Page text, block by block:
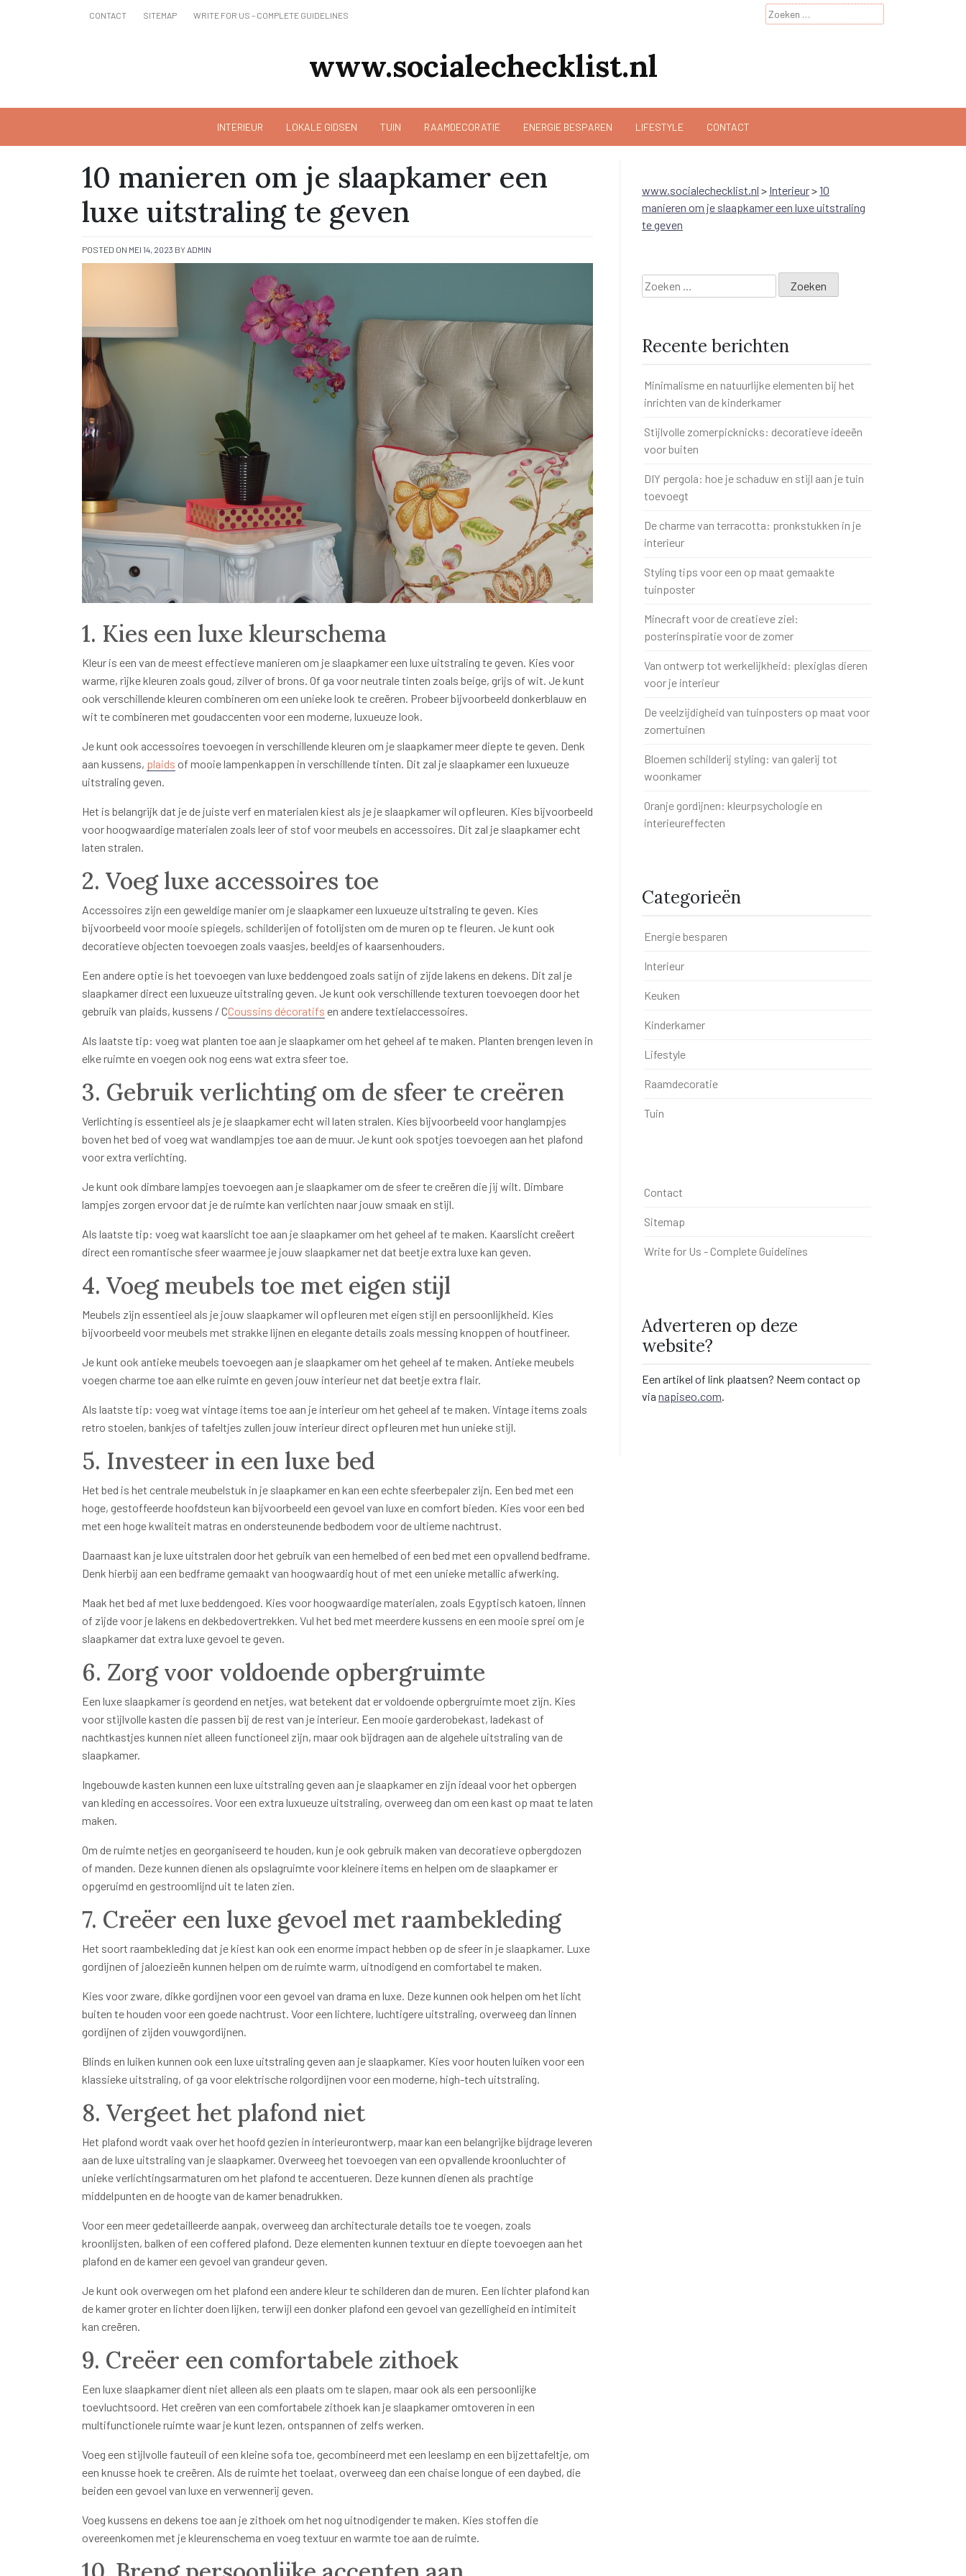
CONTACT SITEMAP WRITE FOR US – COMPLETE GUIDELINES
Zoeken
naar:
www.socialechecklist.nl
INTERIEUR LOKALE GIDSEN TUIN RAAMDECORATIE ENERGIE BESPAREN LIFESTYLE CONTACT
10 manieren om je slaapkamer een
luxe uitstraling te geven
POSTED ON MEI 14, 2023 BY ADMIN
1. Kies een luxe kleurschema
Kleur is een van de meest effectieve manieren om je slaapkamer een luxe uitstraling te geven. Kies voor
warme, rijke kleuren zoals goud, zilver of brons. Of ga voor neutrale tinten zoals beige, grijs of wit. Je kunt
ook verschillende kleuren combineren om een unieke look te creëren. Probeer bijvoorbeeld donkerblauw en
wit te combineren met goudaccenten voor een moderne, luxueuze look.
Je kunt ook accessoires toevoegen in verschillende kleuren om je slaapkamer meer diepte te geven. Denk
aan kussens, plaids of mooie lampenkappen in verschillende tinten. Dit zal je slaapkamer een luxueuze
uitstraling geven.
Het is belangrijk dat je de juiste verf en materialen kiest als je je slaapkamer wil opfleuren. Kies bijvoorbeeld
voor hoogwaardige materialen zoals leer of stof voor meubels en accessoires. Dit zal je slaapkamer echt
laten stralen.
2. Voeg luxe accessoires toe
Accessoires zijn een geweldige manier om je slaapkamer een luxueuze uitstraling te geven. Kies
bijvoorbeeld voor mooie spiegels, schilderijen of fotolijsten om de muren op te fleuren. Je kunt ook
decoratieve objecten toevoegen zoals vaasjes, beeldjes of kaarsenhouders.
Een andere optie is het toevoegen van luxe beddengoed zoals satijn of zijde lakens en dekens. Dit zal je
slaapkamer direct een luxueuze uitstraling geven. Je kunt ook verschillende texturen toevoegen door het
gebruik van plaids, kussens / CCoussins décoratifs en andere textielaccessoires.
Als laatste tip: voeg wat planten toe aan je slaapkamer om het geheel af te maken. Planten brengen leven in
elke ruimte en voegen ook nog eens wat extra sfeer toe.
3. Gebruik verlichting om de sfeer te creëren
Verlichting is essentieel als je je slaapkamer echt wil laten stralen. Kies bijvoorbeeld voor hanglampjes
boven het bed of voeg wat wandlampjes toe aan de muur. Je kunt ook spotjes toevoegen aan het plafond
voor extra verlichting.
Je kunt ook dimbare lampjes toevoegen aan je slaapkamer om de sfeer te creëren die jij wilt. Dimbare
lampjes zorgen ervoor dat je de ruimte kan verlichten naar jouw smaak en stijl.
Als laatste tip: voeg wat kaarslicht toe aan je slaapkamer om het geheel af te maken. Kaarslicht creëert
direct een romantische sfeer waarmee je jouw slaapkamer net dat beetje extra luxe kan geven.
4. Voeg meubels toe met eigen stijl
Meubels zijn essentieel als je jouw slaapkamer wil opfleuren met eigen stijl en persoonlijkheid. Kies
bijvoorbeeld voor meubels met strakke lijnen en elegante details zoals messing knoppen of houtfineer.
Je kunt ook antieke meubels toevoegen aan je slaapkamer om het geheel af te maken. Antieke meubels
voegen charme toe aan elke ruimte en geven jouw interieur net dat beetje extra flair.
Als laatste tip: voeg wat vintage items toe aan je interieur om het geheel af te maken. Vintage items zoals
retro stoelen, bankjes of tafeltjes zullen jouw interieur direct opfleuren met hun unieke stijl.
5. Investeer in een luxe bed
Het bed is het centrale meubelstuk in je slaapkamer en kan een echte sfeerbepaler zijn. Een bed met een
hoge, gestoffeerde hoofdsteun kan bijvoorbeeld een gevoel van luxe en comfort bieden. Kies voor een bed
met een hoge kwaliteit matras en ondersteunende bedbodem voor de ultieme nachtrust.
Daarnaast kan je luxe uitstralen door het gebruik van een hemelbed of een bed met een opvallend bedframe.
Denk hierbij aan een bedframe gemaakt van hoogwaardig hout of met een unieke metallic afwerking.
Maak het bed af met luxe beddengoed. Kies voor hoogwaardige materialen, zoals Egyptisch katoen, linnen
of zijde voor je lakens en dekbedovertrekken. Vul het bed met meerdere kussens en een mooie sprei om je
slaapkamer dat extra luxe gevoel te geven.
6. Zorg voor voldoende opbergruimte
Een luxe slaapkamer is geordend en netjes, wat betekent dat er voldoende opbergruimte moet zijn. Kies
voor stijlvolle kasten die passen bij de rest van je interieur. Een mooie garderobekast, ladekast of
nachtkastjes kunnen niet alleen functioneel zijn, maar ook bijdragen aan de algehele uitstraling van de
slaapkamer.
Ingebouwde kasten kunnen een luxe uitstraling geven aan je slaapkamer en zijn ideaal voor het opbergen
van kleding en accessoires. Voor een extra luxueuze uitstraling, overweeg dan om een kast op maat te laten
maken.
Om de ruimte netjes en georganiseerd te houden, kun je ook gebruik maken van decoratieve opbergdozen
of manden. Deze kunnen dienen als opslagruimte voor kleinere items en helpen om de slaapkamer er
opgeruimd en gestroomlijnd uit te laten zien.
7. Creëer een luxe gevoel met raambekleding
Het soort raambekleding dat je kiest kan ook een enorme impact hebben op de sfeer in je slaapkamer. Luxe
gordijnen of jaloezieën kunnen helpen om de ruimte warm, uitnodigend en comfortabel te maken.
Kies voor zware, dikke gordijnen voor een gevoel van drama en luxe. Deze kunnen ook helpen om het licht
buiten te houden voor een goede nachtrust. Voor een lichtere, luchtigere uitstraling, overweeg dan linnen
gordijnen of zijden vouwgordijnen.
Blinds en luiken kunnen ook een luxe uitstraling geven aan je slaapkamer. Kies voor houten luiken voor een
klassieke uitstraling, of ga voor elektrische rolgordijnen voor een moderne, high-tech uitstraling.
8. Vergeet het plafond niet
Het plafond wordt vaak over het hoofd gezien in interieurontwerp, maar kan een belangrijke bijdrage leveren
aan de luxe uitstraling van je slaapkamer. Overweeg het toevoegen van een opvallende kroonluchter of
unieke verlichtingsarmaturen om het plafond te accentueren. Deze kunnen dienen als prachtige
middelpunten en de hoogte van de kamer benadrukken.
Voor een meer gedetailleerde aanpak, overweeg dan architecturale details toe te voegen, zoals
kroonlijsten, balken of een coffered plafond. Deze elementen kunnen textuur en diepte toevoegen aan het
plafond en de kamer een gevoel van grandeur geven.
Je kunt ook overwegen om het plafond een andere kleur te schilderen dan de muren. Een lichter plafond kan
de kamer groter en lichter doen lijken, terwijl een donker plafond een gevoel van gezelligheid en intimiteit
kan creëren.
9. Creëer een comfortabele zithoek
Een luxe slaapkamer dient niet alleen als een plaats om te slapen, maar ook als een persoonlijke
toevluchtsoord. Het creëren van een comfortabele zithoek kan je slaapkamer omtoveren in een
multifunctionele ruimte waar je kunt lezen, ontspannen of zelfs werken.
Voeg een stijlvolle fauteuil of een kleine sofa toe, gecombineerd met een leeslamp en een bijzettafeltje, om
een knusse hoek te creëren. Als de ruimte het toelaat, overweeg dan een chaise longue of een daybed, die
beiden een gevoel van luxe en verwennerij geven.
Voeg kussens en dekens toe aan je zithoek om het nog uitnodigender te maken. Kies stoffen die
overeenkomen met je kleurenschema en voeg textuur en warmte toe aan de ruimte.
www.socialechecklist.nl > Interieur>10
manieren om je slaapkamer een luxe uitstraling
te geven
Zoeken
naar:
Recente berichten
Minimalisme en natuurlijke elementen bij het
inrichten van de kinderkamer
Stijlvolle zomerpicknicks: decoratieve ideeën
voor buiten
DIY pergola: hoe je schaduw en stijl aan je tuin
toevoegt
De charme van terracotta: pronkstukken in je
interieur
Styling tips voor een op maat gemaakte
tuinposter
Minecraft voor de creatieve ziel:
posterinspiratie voor de zomer
Van ontwerp tot werkelijkheid: plexiglas dieren
voor je interieur
De veelzijdigheid van tuinposters op maat voor
zomertuinen
Bloemen schilderij styling: van galerij tot
woonkamer
Oranje gordijnen: kleurpsychologie en
interieureffecten
Categorieën
Energie besparen
Interieur
Keuken
Kinderkamer
Lifestyle
Raamdecoratie
Tuin
Contact
Sitemap
Write for Us - Complete Guidelines
Adverteren op deze
website?
Een artikel of link plaatsen? Neem contact op
via napiseo.com